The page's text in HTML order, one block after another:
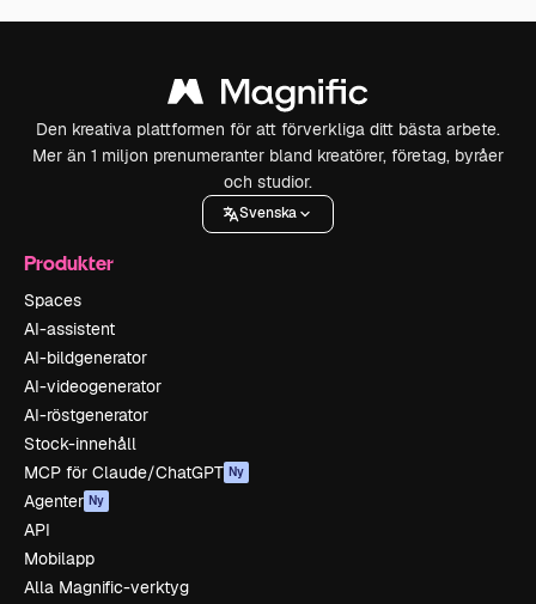
Den kreativa plattformen för att förverkliga ditt bästa arbete.
Mer än 1 miljon prenumeranter bland kreatörer, företag, byråer
och studior.
Svenska
Produkter
Spaces
AI-assistent
AI-bildgenerator
AI-videogenerator
AI-röstgenerator
Stock-innehåll
MCP för Claude/ChatGPT Ny
Agenter Ny
API
Mobilapp
Alla Magnific-verktyg